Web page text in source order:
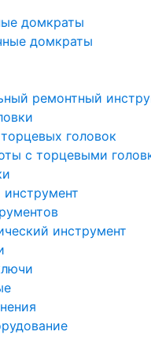
домкраты
домкраты
ремонтный
головок
с торцевыми
инструмент